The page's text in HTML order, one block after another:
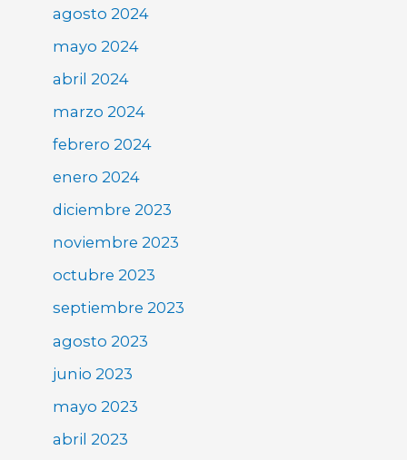
agosto 2024
mayo 2024
abril 2024
marzo 2024
febrero 2024
enero 2024
diciembre 2023
noviembre 2023
octubre 2023
septiembre 2023
agosto 2023
junio 2023
mayo 2023
abril 2023